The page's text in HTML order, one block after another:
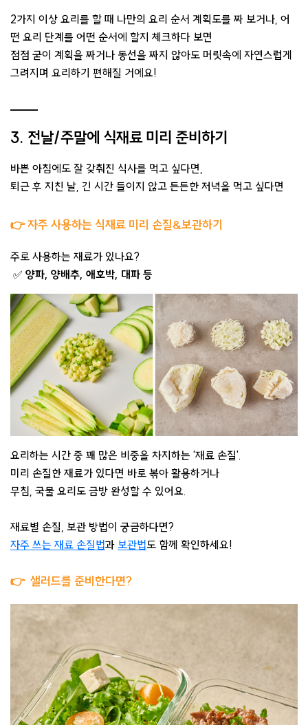
2가지 이상 요리를 할 때 나만의 요리 순서 계획도를 짜 보거나, 어
떤 요리 단계를 어떤 순서에 할지 체크하다 보면
점점 굳이 계획을 짜거나 동선을 짜지 않아도 ​머릿속에 자연스럽게
그려지며 요리하기 편해질 거에요!
3. 전날/주말에 식재료 미리 준비하기
바쁜 아침에도 잘 갖춰진 식사를 먹고 싶다면,
퇴근 후 지친 날, 긴 시간 들이지 않고 든든한 저녁을 먹고 싶다면
👉 자주 사용하는 식재료 미리 손질&보관하기
주로 사용하는 재료가 있나요?
✅ 양파, 양배추, 애호박, 대파 등
요리하는 시간 중 꽤 많은 비중을 차지하는 '재료 손질'.
미리 손질한 재료가 있다면 바로 볶아 활용하거나
무침, 국물 요리도 금방 완성할 수 있어요. ​
재료별 손질, 보관 방법이 궁금하다면?
자주 쓰는 재료 손질법과 보관법도 함께 확인하세요!
👉 샐러드를 준비한다면?